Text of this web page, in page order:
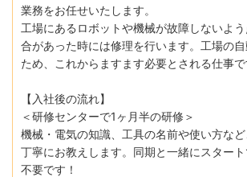
業務をお任せいたします。
工場にあるロボットや機械が故障しないよ
合があった時には修理を行います。工場の
ため、これからますます必要とされる仕事で
【入社後の流れ】
＜研修センターで1ヶ月半の研修＞
機械・電気の知識、工具の名前や使い方な
丁寧にお教えします。同期と一緒にスター
不要です！